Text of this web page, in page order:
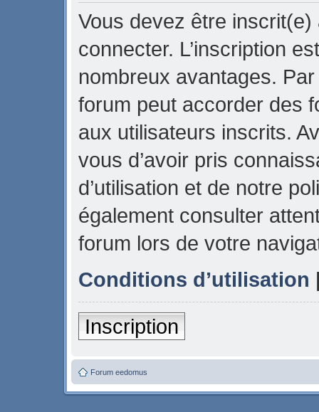
Vous devez être
connecter. L’inscription
nombreux avantages.
forum peut accorder des
aux utilisateurs inscrits.
vous d’avoir pris
d’utilisation et de notre
également consulter
forum lors de votre
Conditions d’utilisation
Inscription
Forum eedomus